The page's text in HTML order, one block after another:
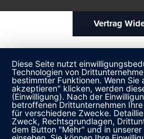
Vertrag
Diese Seite nutzt
Technologien von
bestimmter Funktionen. Wenn Sie
akzeptieren" klicken, werden
(Einwilligung). Nach der
betroffenen Drittunternehmen
für verschiedene Zwecke.
Zweck, Rechtsgrundlagen,
dem Button "Mehr" und in